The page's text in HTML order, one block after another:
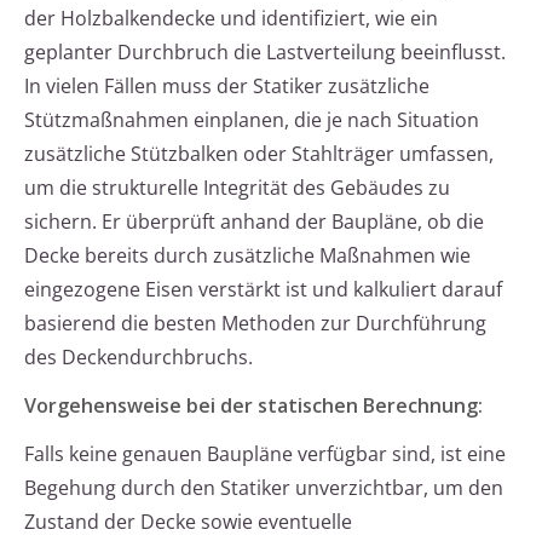
der Holzbalkendecke und identifiziert, wie ein
geplanter Durchbruch die Lastverteilung beeinflusst.
In vielen Fällen muss der Statiker zusätzliche
Stützmaßnahmen einplanen, die je nach Situation
zusätzliche Stützbalken oder Stahlträger umfassen,
um die strukturelle Integrität des Gebäudes zu
sichern. Er überprüft anhand der Baupläne, ob die
Decke bereits durch zusätzliche Maßnahmen wie
eingezogene Eisen verstärkt ist und kalkuliert darauf
basierend die besten Methoden zur Durchführung
des Deckendurchbruchs.
Vorgehensweise bei der statischen Berechnung:
Falls keine genauen Baupläne verfügbar sind, ist eine
Begehung durch den Statiker unverzichtbar, um den
Zustand der Decke sowie eventuelle